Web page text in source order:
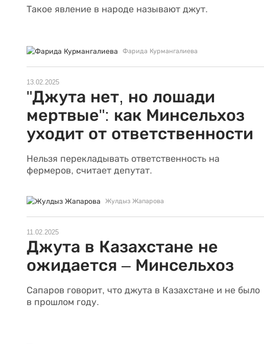
Такое явление в народе называют джут.
Фарида Курмангалиева
13.02.2025
"Джута нет, но лошади
мертвые": как Минсельхоз
уходит от ответственности
Нельзя перекладывать ответственность на
фермеров, считает депутат.
Жулдыз Жапарова
11.02.2025
Джута в Казахстане не
ожидается – Минсельхоз
Сапаров говорит, что джута в Казахстане и не было
в прошлом году.